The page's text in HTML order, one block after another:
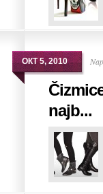
ОКТ 5, 2010
najb...